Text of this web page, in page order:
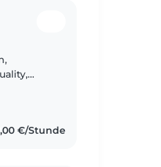
€/Stunde